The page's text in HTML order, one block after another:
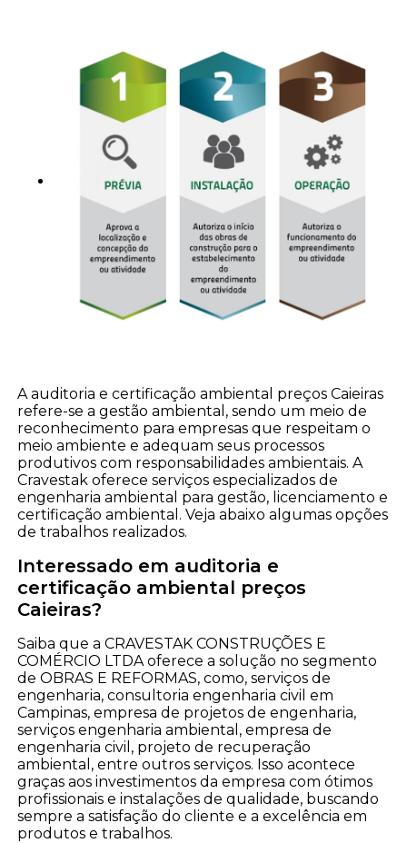
A auditoria e certificação ambiental preços Caieiras
refere-se a gestão ambiental, sendo um meio de
reconhecimento para empresas que respeitam o
meio ambiente e adequam seus processos
produtivos com responsabilidades ambientais. A
Cravestak oferece serviços especializados de
engenharia ambiental para gestão, licenciamento e
certificação ambiental. Veja abaixo algumas opções
de trabalhos realizados.
Interessado em auditoria e
certificação ambiental preços
Caieiras?
Saiba que a CRAVESTAK CONSTRUÇÕES E
COMÉRCIO LTDA oferece a solução no segmento
de OBRAS E REFORMAS, como, serviços de
engenharia, consultoria engenharia civil em
Campinas, empresa de projetos de engenharia,
serviços engenharia ambiental, empresa de
engenharia civil, projeto de recuperação
ambiental, entre outros serviços. Isso acontece
graças aos investimentos da empresa com ótimos
profissionais e instalações de qualidade, buscando
sempre a satisfação do cliente e a excelência em
produtos e trabalhos.